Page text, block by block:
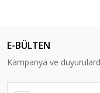
E-BÜLTEN
Kampanya ve